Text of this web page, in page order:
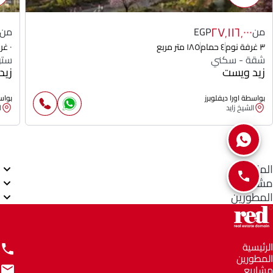
من٢٧٬١١٦٬٠٠٠EGP
٣ غرفة نوم ٤ حمام ١٨٥ متر مربع
شقة - سكني
زيد ويست
بواسطة اورا ديفلوبرز
الشيخ زايد
من
٠ غرفة نوم
المناطق
مشاريع
المطورين
الرئيسية
المطورين